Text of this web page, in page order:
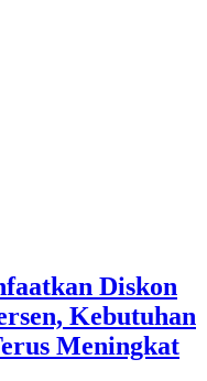
Diskon
Kebutuhan
Meningkat